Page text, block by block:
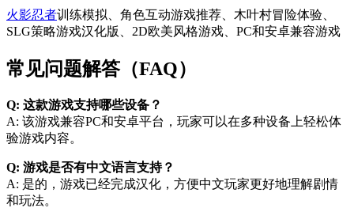
火影忍者训练模拟、角色互动游戏推荐、木叶村冒险体验、
SLG策略游戏汉化版、2D欧美风格游戏、PC和安卓兼容游戏
常见问题解答（FAQ）
Q: 这款游戏支持哪些设备？
A: 该游戏兼容PC和安卓平台，玩家可以在多种设备上轻松体
验游戏内容。
Q: 游戏是否有中文语言支持？
A: 是的，游戏已经完成汉化，方便中文玩家更好地理解剧情
和玩法。